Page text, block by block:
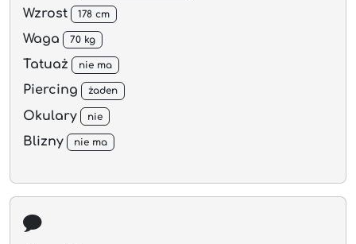
Wzrost 178 cm
Waga 70 kg
Tatuaż nie ma
Piercing żaden
Okulary nie
Blizny nie ma